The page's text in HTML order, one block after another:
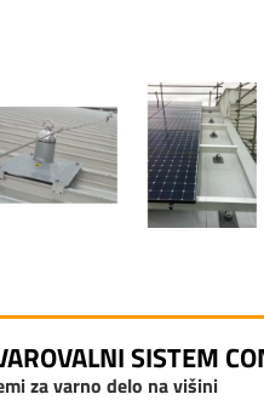
SISTEM
za varno delo na višini